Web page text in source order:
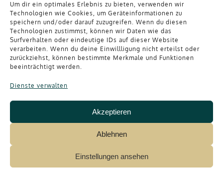
Um dir ein optimales Erlebnis zu bieten, verwenden wir
Technologien wie Cookies, um Geräteinformationen zu
speichern und/oder darauf zuzugreifen. Wenn du diesen
Technologien zustimmst, können wir Daten wie das
Surfverhalten oder eindeutige IDs auf dieser Website
verarbeiten. Wenn du deine Einwillligung nicht erteilst oder
zurückziehst, können bestimmte Merkmale und Funktionen
beeinträchtigt werden.
Dienste verwalten
Akzeptieren
Ablehnen
Einstellungen ansehen
12.3 Die EU-Kommission stellt eine Plattform
zur Online-Streitbeilegung bereit:
https://ec.europa.eu/consumers/odr
LeseFan – Events ist nicht verpflichtet und
nicht bereit, an einem
Streitbeilegungsverfahren teilzunehmen.
Letzte Aktualisierung: Januar 2026